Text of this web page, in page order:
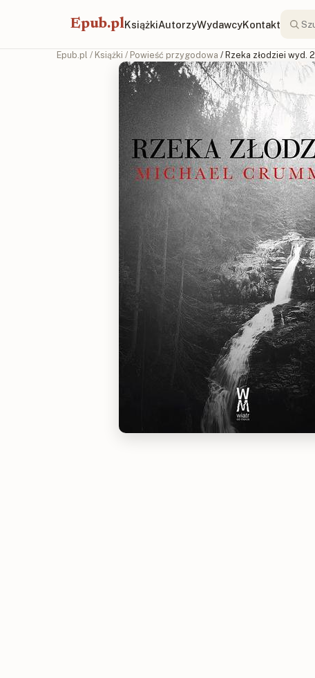
Epub.plKsiążkiAutorzyWydawcyKontakt
Epub.pl / Książki / Powieść przygodowa / Rzeka złodziei wyd. 2